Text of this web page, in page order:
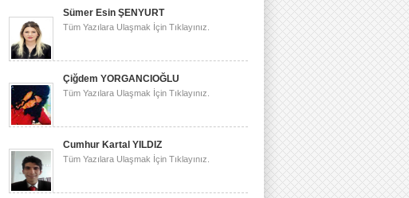
Sümer Esin ŞENYURT
Tüm Yazılara Ulaşmak İçin Tıklayınız.
Çiğdem YORGANCIOĞLU
Tüm Yazılara Ulaşmak İçin Tıklayınız.
Cumhur Kartal YILDIZ
Tüm Yazılara Ulaşmak İçin Tıklayınız.